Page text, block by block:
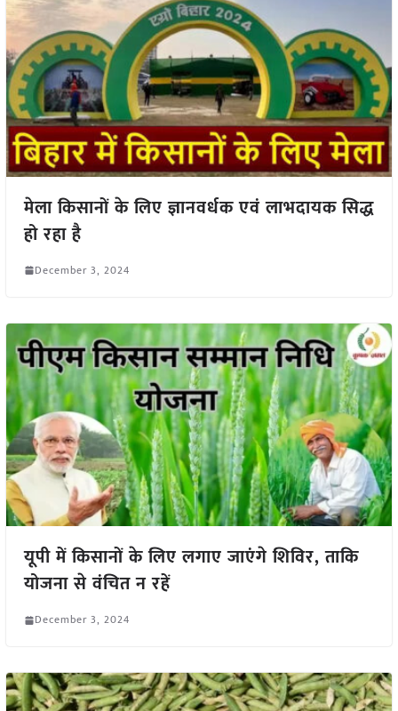
मेला किसानों के लिए ज्ञानवर्धक एवं लाभदायक सिद्ध
हो रहा है
December 3, 2024
यूपी में किसानों के लिए लगाए जाएंगे शिविर, ताकि
योजना से वंचित न रहें
December 3, 2024